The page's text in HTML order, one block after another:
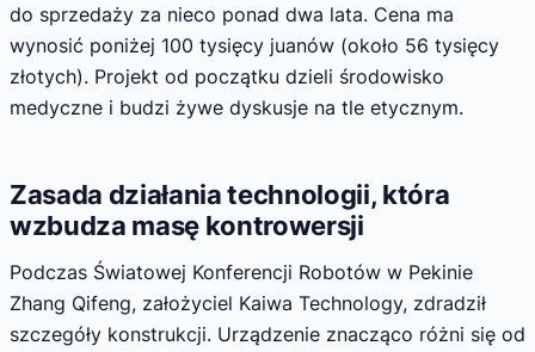
do sprzedaży za nieco ponad dwa lata. Cena ma
wynosić poniżej 100 tysięcy juanów (około 56 tysięcy
złotych). Projekt od początku dzieli środowisko
medyczne i budzi żywe dyskusje na tle etycznym.
Zasada działania technologii, która
wzbudza masę kontrowersji
Podczas Światowej Konferencji Robotów w Pekinie
Zhang Qifeng, założyciel Kaiwa Technology, zdradził
szczegóły konstrukcji. Urządzenie znacząco różni się od